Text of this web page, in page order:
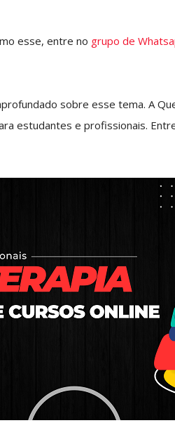
esse, entre no grupo de
sobre esse tema. A
estudantes e profissionais.